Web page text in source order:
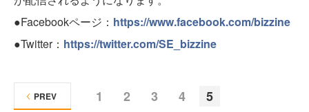
●Facebookページ： https://www.facebook.com/bizzine
●Twitter： https://twitter.com/SE_bizzine
1 2 3 4 5
PREV